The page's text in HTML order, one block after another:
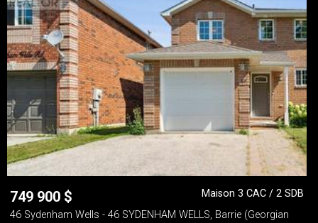
749 900 $
Maison 3 CAC / 2 SDB
46 Sydenham Wells - 46 SYDENHAM WELLS, Barrie (Georgian